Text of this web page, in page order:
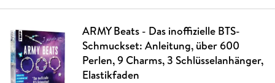
ARMY Beats - Das inoffizielle BTS-
Schmuckset: Anleitung, über 600
Perlen, 9 Charms, 3 Schlüsselanhänger,
Elastikfaden